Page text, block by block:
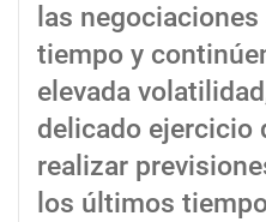
las
tiempo y
elevada
delicado ejercicio
realizar
los últimos